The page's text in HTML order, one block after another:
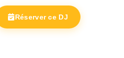
Réserver ce DJ